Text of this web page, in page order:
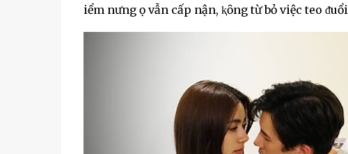
Һiểm nҺưng Һọ vẫn cҺấp nҺận, ⱪҺȏng từ bỏ việc tҺeo